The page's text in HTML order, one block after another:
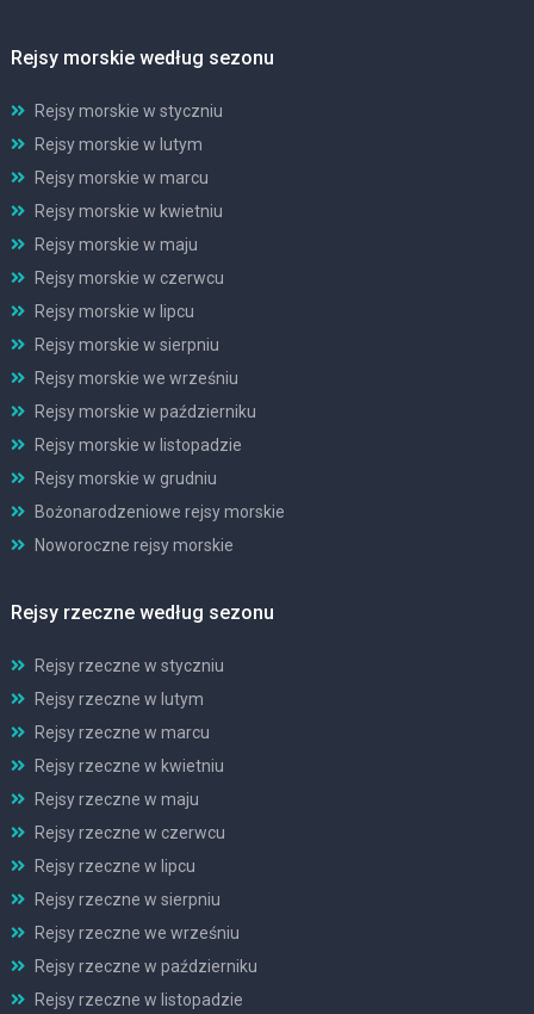
Rejsy morskie według sezonu
Rejsy morskie w styczniu
Rejsy morskie w lutym
Rejsy morskie w marcu
Rejsy morskie w kwietniu
Rejsy morskie w maju
Rejsy morskie w czerwcu
Rejsy morskie w lipcu
Rejsy morskie w sierpniu
Rejsy morskie we wrześniu
Rejsy morskie w październiku
Rejsy morskie w listopadzie
Rejsy morskie w grudniu
Bożonarodzeniowe rejsy morskie
Noworoczne rejsy morskie
Rejsy rzeczne według sezonu
Rejsy rzeczne w styczniu
Rejsy rzeczne w lutym
Rejsy rzeczne w marcu
Rejsy rzeczne w kwietniu
Rejsy rzeczne w maju
Rejsy rzeczne w czerwcu
Rejsy rzeczne w lipcu
Rejsy rzeczne w sierpniu
Rejsy rzeczne we wrześniu
Rejsy rzeczne w październiku
Rejsy rzeczne w listopadzie